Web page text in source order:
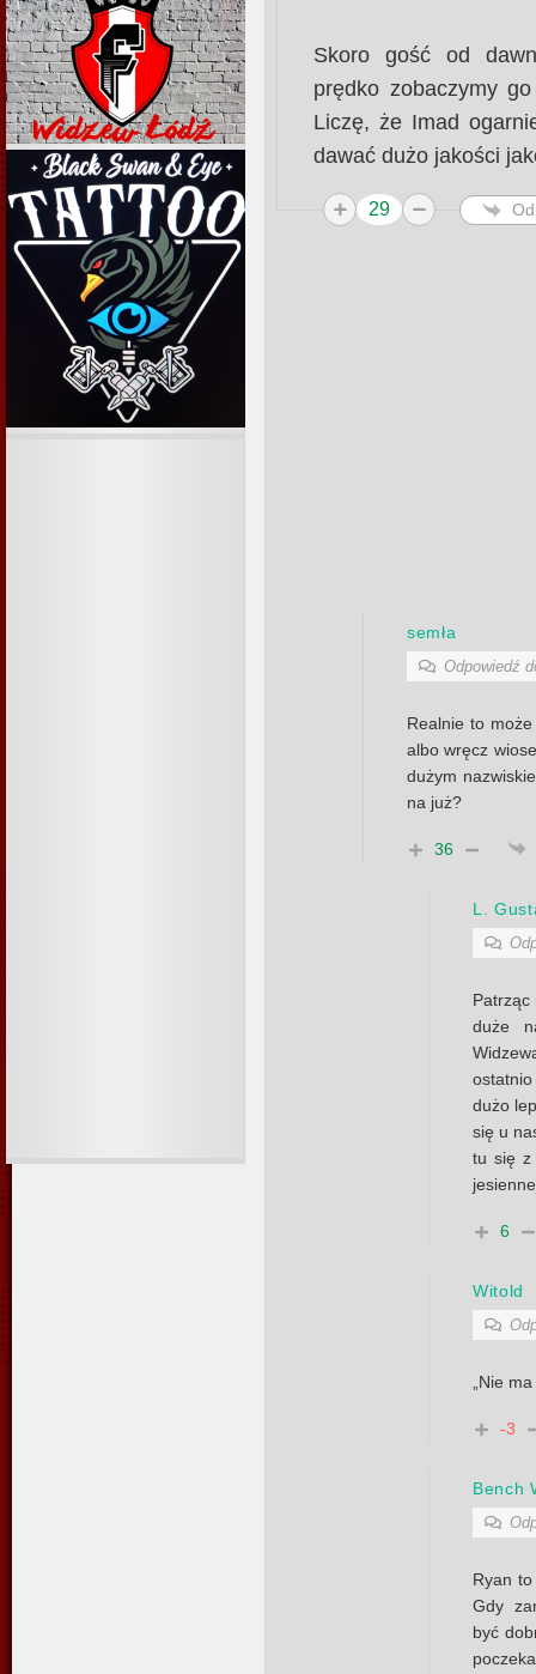
Skoro gość od
prędko zobaczymy
Liczę, że Imad
dawać dużo jakości
29
semła
Odpowiedź
Realnie to
albo wręcz
dużym
na już?
36
L.
Patrząc
duże
ostatnio
dużo
się u
tu się z
6
Witold
„Nie
-3
Bench
Ryan to
Gdy
być